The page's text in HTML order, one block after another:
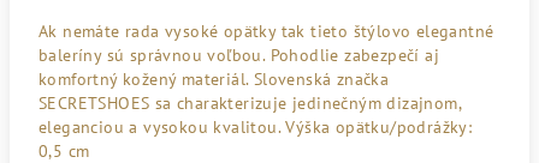
Ak nemáte rada vysoké opätky tak tieto štýlovo elegantné
baleríny sú správnou voľbou. Pohodlie zabezpečí aj
komfortný kožený materiál. Slovenská značka
SECRETSHOES sa charakterizuje jedinečným dizajnom,
eleganciou a vysokou kvalitou. Výška opätku/podrážky:
0,5 cm